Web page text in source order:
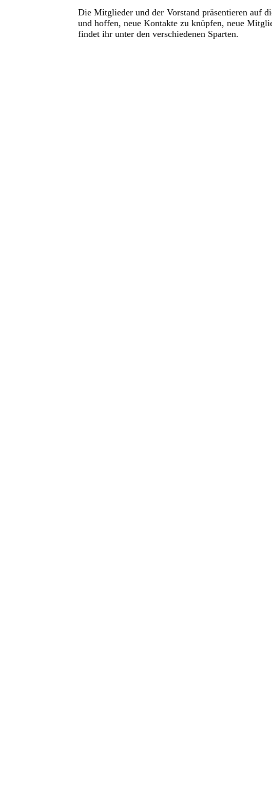
Die Mitglieder und der Vorstand präsentieren auf
und hoffen, neue Kontakte zu knüpfen, neue
findet ihr unter den verschiedenen Sparten.